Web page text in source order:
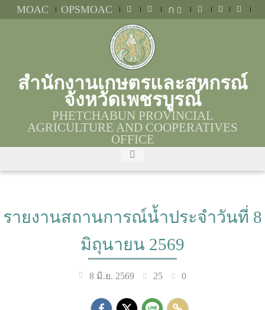
MOAC OPSMOAC ก
สำนักงานเกษตรและสหกรณ์
จังหวัดเพชรบูรณ์
PHETCHABUN PROVINCIAL
AGRICULTURE AND COOPERATIVES
OFFICE
รายงานสถานการณ์น้ำประจำวันที่ 8
มิถุนายน 2569
8 มิ.ย. 2569 25 0